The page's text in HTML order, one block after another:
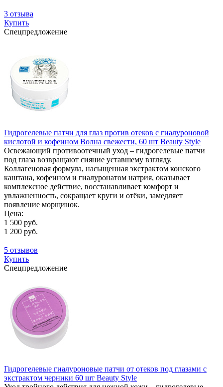
3 отзыва
Купить
Спецпредложение
Гидрогелевые патчи для глаз против отеков с гиалуроновой
кислотой и кофеином Волна свежести, 60 шт Beauty Style
Освежающий противоотечный уход – гидрогелевые патчи
под глаза возвращают сияние уставшему взгляду.
Коллагеновая формула, насыщенная экстрактом конского
каштана, кофеином и гиалуронатом натрия, оказывает
комплексное действие, восстанавливает комфорт и
увлажненность, сокращает круги и отёки, замедляет
появление морщинок.
Цена:
1 500 руб.
1 200 руб.
5 отзывов
Купить
Спецпредложение
Гидрогелевые гиалуроновые патчи от отеков под глазами с
экстрактом черники 60 шт Beauty Style